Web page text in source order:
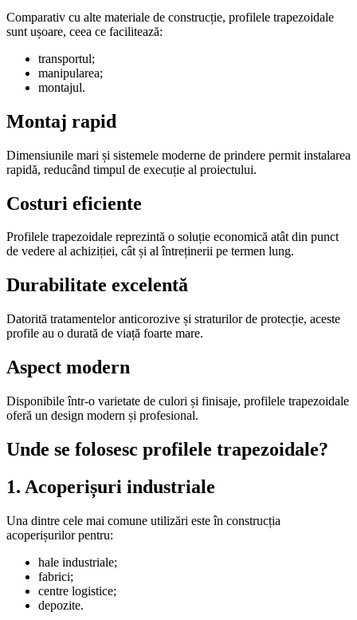
Comparativ cu alte materiale de construcție, profilele trapezoidale
sunt ușoare, ceea ce facilitează:
transportul;
manipularea;
montajul.
Montaj rapid
Dimensiunile mari și sistemele moderne de prindere permit instalarea
rapidă, reducând timpul de execuție al proiectului.
Costuri eficiente
Profilele trapezoidale reprezintă o soluție economică atât din punct
de vedere al achiziției, cât și al întreținerii pe termen lung.
Durabilitate excelentă
Datorită tratamentelor anticorozive și straturilor de protecție, aceste
profile au o durată de viață foarte mare.
Aspect modern
Disponibile într-o varietate de culori și finisaje, profilele trapezoidale
oferă un design modern și profesional.
Unde se folosesc profilele trapezoidale?
1. Acoperișuri industriale
Una dintre cele mai comune utilizări este în construcția
acoperișurilor pentru:
hale industriale;
fabrici;
centre logistice;
depozite.